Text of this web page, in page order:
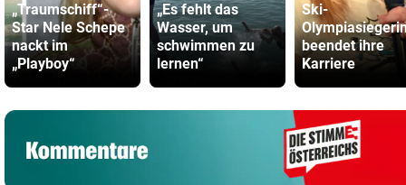
„Traumschiff“-
Star Nele Schepe
nackt im
„Playboy“
„Es fehlt das
Wasser, um
schwimmen zu
lernen“
Ski-
beendet ihre
Karriere